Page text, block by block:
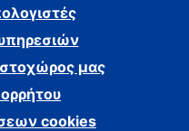
μας
cookies